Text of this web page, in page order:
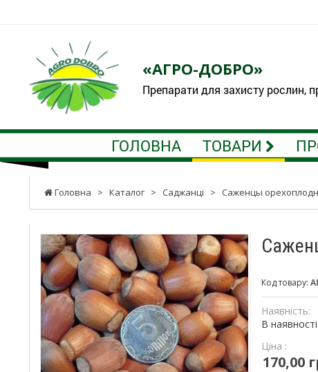
«АГРО-ДОБРО»
Препарати для захисту рослин,
ГОЛОВНА ТОВАРИ
Головна > Каталог > Саджанці > Саженцы
Код товару:
Наявність:
В наявності
Ціна :
170,00